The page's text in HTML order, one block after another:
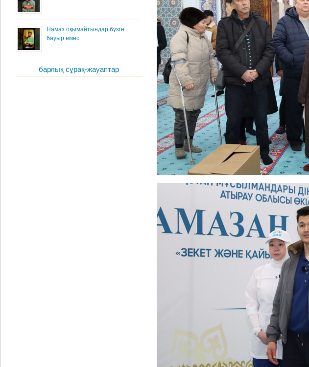
Намаз оқымайтындар бузге
бауыр емес
барлық сұрақ-жауаптар